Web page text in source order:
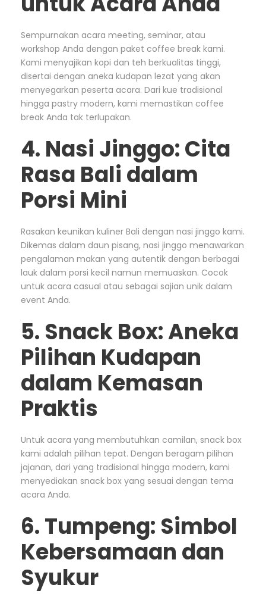
Sempurnakan acara meeting, seminar, atau
workshop Anda dengan paket coffee break kami.
Kami menyajikan kopi dan teh berkualitas tinggi,
disertai dengan aneka kudapan lezat yang akan
menyegarkan peserta acara. Dari kue tradisional
hingga pastry modern, kami memastikan coffee
break Anda tak terlupakan.
4. Nasi Jinggo: Cita
Rasa Bali dalam
Porsi Mini
Rasakan keunikan kuliner Bali dengan nasi jinggo kami.
Dikemas dalam daun pisang, nasi jinggo menawarkan
pengalaman makan yang autentik dengan berbagai
lauk dalam porsi kecil namun memuaskan. Cocok
untuk acara casual atau sebagai sajian unik dalam
event Anda.
5. Snack Box: Aneka
Pilihan Kudapan
dalam Kemasan
Praktis
Untuk acara yang membutuhkan camilan, snack box
kami adalah pilihan tepat. Dengan beragam pilihan
jajanan, dari yang tradisional hingga modern, kami
menyediakan snack box yang sesuai dengan tema
acara Anda.
6. Tumpeng: Simbol
Kebersamaan dan
Syukur